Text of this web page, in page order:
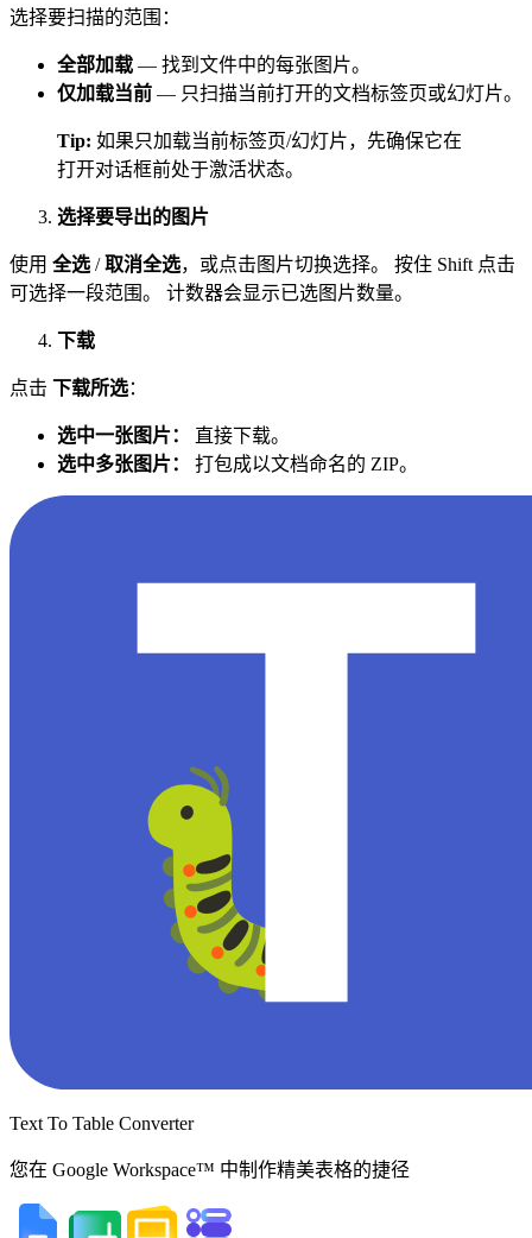
选择要扫描的范围：
全部加载 — 找到文件中的每张图片。
仅加载当前 — 只扫描当前打开的文档标签页或幻灯片。
Tip: 如果只加载当前标签页/幻灯片，先确保它在
打开对话框前处于激活状态。
选择要导出的图片
使用 全选 /取消全选，或点击图片切换选择。 按住 Shift 点击
可选择一段范围。 计数器会显示已选图片数量。
下载
点击 下载所选：
选中一张图片：
直接下载。
选中多张图片：
打包成以文档命名的 ZIP。
Text To Table Converter
您在 Google Workspace™ 中制作精美表格的捷径